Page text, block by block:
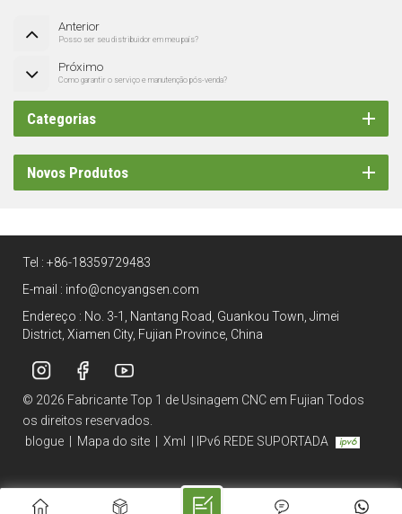
Anterior
Posso ser seu distribuidor em meu país?
Próximo
Como garantir o serviço e manutenção pós-venda?
Categorias
Novos Produtos
Tel : +86-18359729483
E-mail : info@cncyangsen.com
Endereço : No. 3-1, Nantang Road, Guankou Town, Jimei
District, Xiamen City, Fujian Province, China
© 2026 Fabricante Top 1 de Usinagem CNC em Fujian Todos
os direitos reservados.
blogue
Mapa do site Xml IPv6 REDE SUPORTADA